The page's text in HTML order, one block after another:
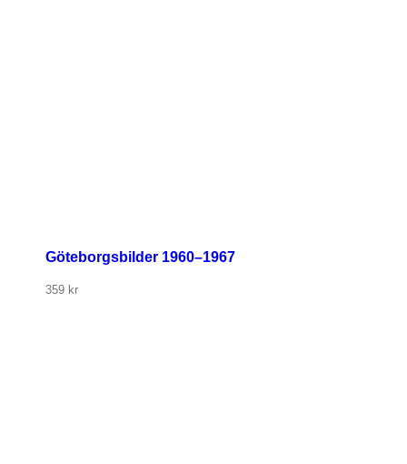
Göteborgsbilder 1960–1967
359 kr